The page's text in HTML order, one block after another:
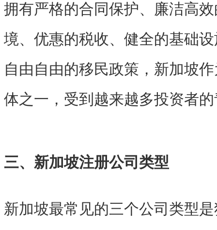
拥有严格的合同保护、廉洁高
境、优惠的税收、健全的基础
自由自由的移民政策，新加坡
体之一，受到越来越多投资者
三、新加坡注册公司类型
新加坡最常见的三个公司类型是